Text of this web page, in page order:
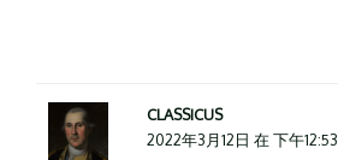
CLASSICUS
2022年3月12日 在 下午12:53